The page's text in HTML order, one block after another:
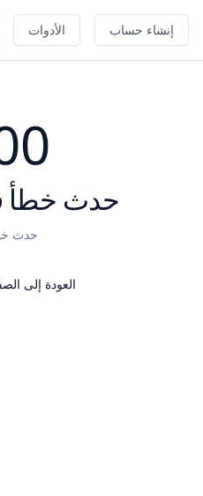
الأدوات إنشاء حساب
حدث خطأ
حدث
العودة إلى